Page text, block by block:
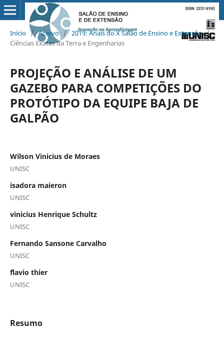
Início / Acervo / 2019: Anais do X Salão de Ensino e Extensão /
Ciências Exatas da Terra e Engenharias
PROJEÇÃO E ANÁLISE DE UM
GAZEBO PARA COMPETIÇÕES DO
PROTÓTIPO DA EQUIPE BAJA DE
GALPÃO
Wilson Vinicius de Moraes
UNISC
isadora maieron
UNISC
vinicius Henrique Schultz
UNISC
Fernando Sansone Carvalho
UNISC
flavio thier
UNISC
Resumo